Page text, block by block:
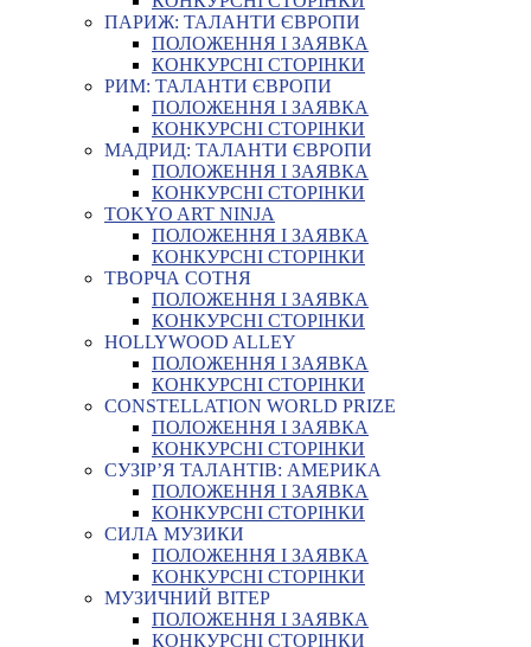
ПАРИЖ: ТАЛАНТИ ЄВРОПИ
ПОЛОЖЕННЯ І ЗАЯВКА
КОНКУРСНІ СТОРІНКИ
РИМ: ТАЛАНТИ ЄВРОПИ
ПОЛОЖЕННЯ І ЗАЯВКА
КОНКУРСНІ СТОРІНКИ
МАДРИД: ТАЛАНТИ ЄВРОПИ
ПОЛОЖЕННЯ І ЗАЯВКА
КОНКУРСНІ СТОРІНКИ
TOKYO ART NINJA
ПОЛОЖЕННЯ І ЗАЯВКА
КОНКУРСНІ СТОРІНКИ
ТВОРЧА СОТНЯ
ПОЛОЖЕННЯ І ЗАЯВКА
КОНКУРСНІ СТОРІНКИ
HOLLYWOOD ALLEY
ПОЛОЖЕННЯ І ЗАЯВКА
КОНКУРСНІ СТОРІНКИ
CONSTELLATION WORLD PRIZE
ПОЛОЖЕННЯ І ЗАЯВКА
КОНКУРСНІ СТОРІНКИ
СУЗІР’Я ТАЛАНТІВ: АМЕРИКА
ПОЛОЖЕННЯ І ЗАЯВКА
КОНКУРСНІ СТОРІНКИ
СИЛА МУЗИКИ
ПОЛОЖЕННЯ І ЗАЯВКА
КОНКУРСНІ СТОРІНКИ
МУЗИЧНИЙ ВІТЕР
ПОЛОЖЕННЯ І ЗАЯВКА
КОНКУРСНІ СТОРІНКИ